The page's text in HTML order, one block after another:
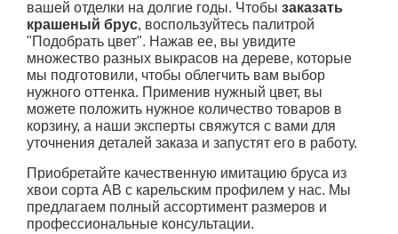
вашей отделки на долгие годы. Чтобы заказать
крашеный брус, воспользуйтесь палитрой
"Подобрать цвет". Нажав ее, вы увидите
множество разных выкрасов на дереве, которые
мы подготовили, чтобы облегчить вам выбор
нужного оттенка. Применив нужный цвет, вы
можете положить нужное количество товаров в
корзину, а наши эксперты свяжутся с вами для
уточнения деталей заказа и запустят его в работу.
Приобретайте качественную имитацию бруса из
хвои сорта АВ с карельским профилем у нас. Мы
предлагаем полный ассортимент размеров и
профессиональные консультации.